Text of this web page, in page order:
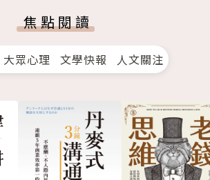
焦點閱讀
大眾心理 文學快報 人文關注